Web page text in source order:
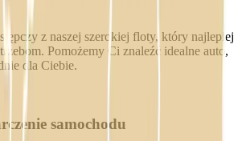
z naszej szerokiej floty, który najlepiej
Pomożemy Ci znaleźć idealne auto,
dla Ciebie.
samochodu